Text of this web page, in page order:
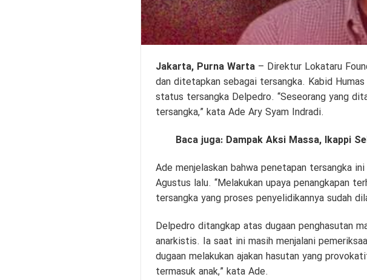
Jakarta, Purna Warta– Direktur Lokataru
dan ditetapkan sebagai tersangka. Kabid
status tersangka Delpedro. “Seseorang yang
tersangka,” kata Ade Ary Syam Indradi.
Baca juga: Dampak Aksi Massa, Ikappi
Ade menjelaskan bahwa penetapan tersangka
Agustus lalu. “Melakukan upaya penangkapan
tersangka yang proses penyelidikannya sudah
Delpedro ditangkap atas dugaan penghasutan
anarkistis. Ia saat ini masih menjalani
dugaan melakukan ajakan hasutan yang
termasuk anak,” kata Ade.